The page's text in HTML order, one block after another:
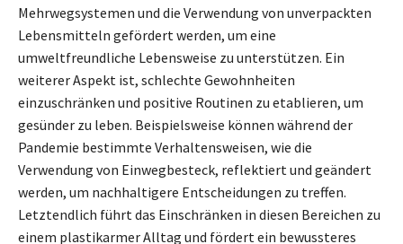
Mehrwegsystemen und die Verwendung von unverpackten
Lebensmitteln gefördert werden, um eine
umweltfreundliche Lebensweise zu unterstützen. Ein
weiterer Aspekt ist, schlechte Gewohnheiten
einzuschränken und positive Routinen zu etablieren, um
gesünder zu leben. Beispielsweise können während der
Pandemie bestimmte Verhaltensweisen, wie die
Verwendung von Einwegbesteck, reflektiert und geändert
werden, um nachhaltigere Entscheidungen zu treffen.
Letztendlich führt das Einschränken in diesen Bereichen zu
einem plastikarmer Alltag und fördert ein bewussteres